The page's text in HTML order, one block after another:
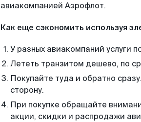
авиакомпанией Аэрофлот.
Как еще сэкономить используя
У разных авиакомпаний услуги
Лететь транзитом дешево, по
Покупайте туда и обратно
сторону.
При покупке обращайте
акции, скидки и распродажи